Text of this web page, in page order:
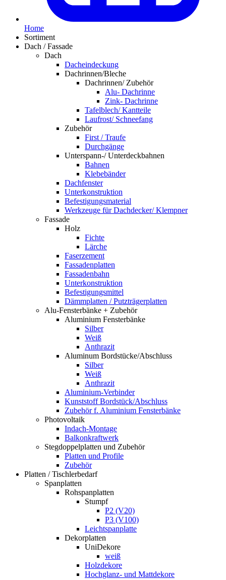
Home
Sortiment
Dach / Fassade
Dach
Dacheindeckung
Dachrinnen/Bleche
Dachrinnen/ Zubehör
Alu- Dachrinne
Zink- Dachrinne
Tafelblech/ Kantteile
Laufrost/ Schneefang
Zubehör
First / Traufe
Durchgänge
Unterspann-/ Unterdeckbahnen
Bahnen
Klebebänder
Dachfenster
Unterkonstruktion
Befestigungsmaterial
Werkzeuge für Dachdecker/ Klempner
Fassade
Holz
Fichte
Lärche
Faserzement
Fassadenplatten
Fassadenbahn
Unterkonstruktion
Befestigungsmittel
Dämmplatten / Putzträgerplatten
Alu-Fensterbänke + Zubehör
Aluminium Fensterbänke
Silber
Weiß
Anthrazit
Aluminum Bordstücke/Abschluss
Silber
Weiß
Anthrazit
Aluminium-Verbinder
Kunststoff Bordstück/Abschluss
Zubehör f. Aluminium Fensterbänke
Photovoltaik
Indach-Montage
Balkonkraftwerk
Stegdoppelplatten und Zubehör
Platten und Profile
Zubehör
Platten / Tischlerbedarf
Spanplatten
Rohspanplatten
Stumpf
P2 (V20)
P3 (V100)
Leichtspanplatte
Dekorplatten
UniDekore
weiß
Holzdekore
Hochglanz- und Mattdekore